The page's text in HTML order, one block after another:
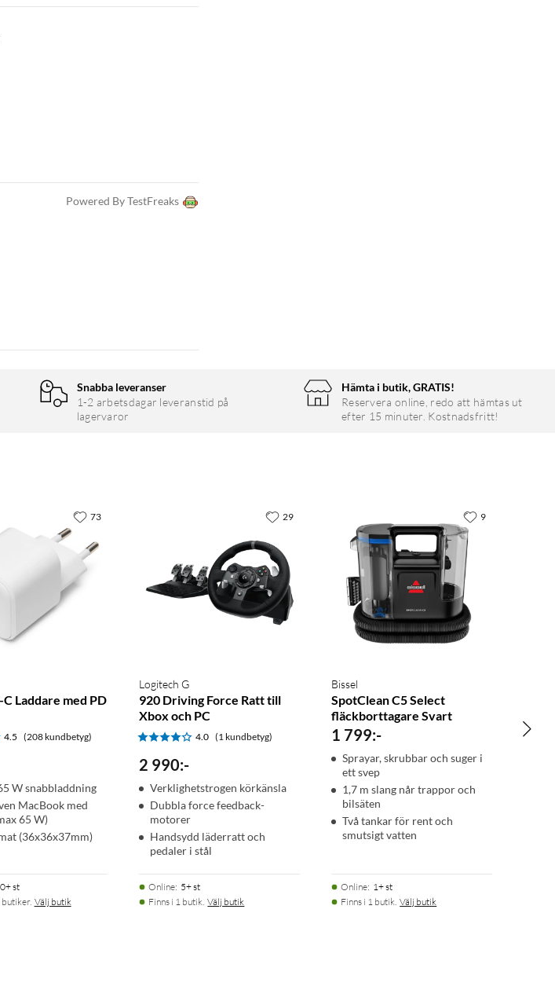
Powered By TestFreaks
Snabba leveranser
1-2 arbetsdagar leveranstid på
lagervaror
Hämta i butik, GRATIS!
Reservera online, redo att hämtas ut
efter 15 minuter. Kostnadsfritt!
C Laddare med PD
4.5 (208 kundbetyg)
W snabbladdning
MacBook med
65 W)
(36x36x37mm)
st
butiker. Välj butik
73
Logitech G
920 Driving Force Ratt till
Xbox och PC
4.0 (1 kundbetyg)
2 990:-
Verklighetstrogen körkänsla
Dubbla force feedback-
motorer
Handsydd läderratt och
pedaler i stål
Online: 5+ st
Finns i 1 butik. Välj butik
29
Bissel
SpotClean C5 Select
fläckborttagare Svart
1 799:-
Sprayar, skrubbar och suger i
ett svep
1,7 m slang når trappor och
bilsäten
Två tankar för rent och
smutsigt vatten
Online: 1+ st
Finns i 1 butik. Välj butik
9